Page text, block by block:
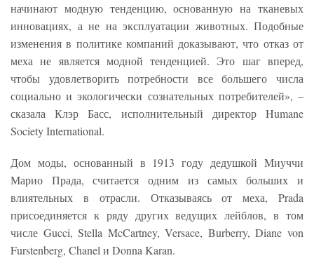
начинают модную тенденцию, основанную на тканевых
инновациях, а не на эксплуатации животных. Подобные
изменения в политике компаний доказывают, что отказ от
меха не является модной тенденцией. Это шаг вперед,
чтобы удовлетворить потребности все большего числа
социально и экологически сознательных потребителей», –
сказала Клэр Басс, исполнительный директор Humane
Society International.
Дом моды, основанный в 1913 году дедушкой Миуччи
Марио Прада, считается одним из самых больших и
влиятельных в отрасли. Отказываясь от меха, Prada
присоединяется к ряду других ведущих лейблов, в том
числе Gucci, Stella McCartney, Versace, Burberry, Diane von
Furstenberg, Chanel и Donna Karan.